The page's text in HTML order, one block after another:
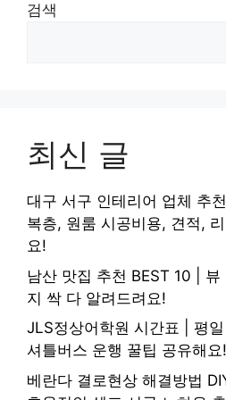
검색
최신 글
대구 서구 인테리어 업체 추
복층, 원룸 시공비용, 견적,
요!
남산 맛집 추천 BEST 10 |
지 싹 다 알려드려요!
JLS정상어학원 시간표 | 평
셔틀버스 운행 꿀팁 공유해요!
베란다 결로현상 해결방법